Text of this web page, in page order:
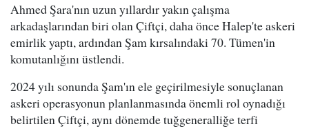
Ahmed Şara'nın uzun yıllardır yakın çalışma
arkadaşlarından biri olan Çiftçi, daha önce Halep'te askeri
emirlik yaptı, ardından Şam kırsalındaki 70. Tümen'in
komutanlığını üstlendi.
2024 yılı sonunda Şam'ın ele geçirilmesiyle sonuçlanan
askeri operasyonun planlanmasında önemli rol oynadığı
belirtilen Çiftçi, aynı dönemde tuğgeneralliğe terfi